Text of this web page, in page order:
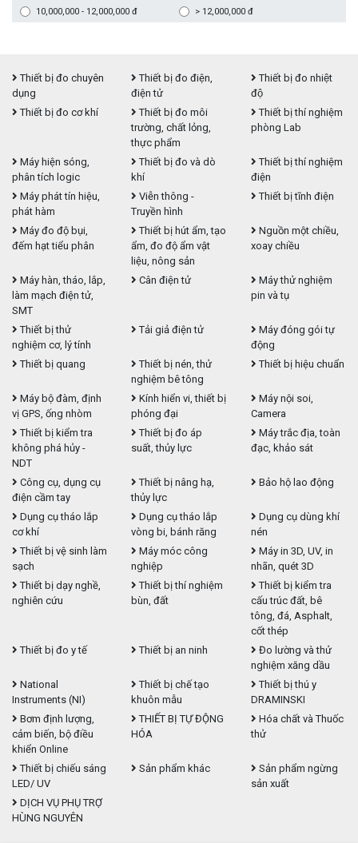
10,000,000 - 12,000,000 đ
> 12,000,000 đ
Thiết bị đo chuyên
dụng
Thiết bị đo điện,
điện tử
Thiết bị đo nhiệt
độ
Thiết bị đo cơ khí
Thiết bị đo môi
trường, chất lỏng,
thực phẩm
Thiết bị thí nghiệm
phòng Lab
Máy hiện sóng,
phân tích logic
Thiết bị đo và dò
khí
Thiết bị thí nghiệm
điện
Máy phát tín hiệu,
phát hàm
Viễn thông -
Truyền hình
Thiết bị tĩnh điện
Máy đo độ bụi,
đếm hạt tiểu phân
Thiết bị hút ẩm, tạo
ẩm, đo độ ẩm vật
liệu, nông sản
Nguồn một chiều,
xoay chiều
Máy hàn, tháo, lắp,
làm mạch điện tử,
SMT
Cân điện tử
Máy thử nghiệm
pin và tụ
Thiết bị thử
nghiệm cơ, lý tính
Tải giả điện tử
Máy đóng gói tự
động
Thiết bị quang
Thiết bị nén, thử
nghiệm bê tông
Thiết bị hiệu chuẩn
Máy bộ đàm, định
vị GPS, ống nhòm
Kính hiển vi, thiết bị
phóng đại
Máy nội soi,
Camera
Thiết bị kiểm tra
không phá hủy -
NDT
Thiết bị đo áp
suất, thủy lực
Máy trắc địa, toàn
đạc, khảo sát
Công cụ, dụng cụ
điện cầm tay
Thiết bị nâng hạ,
thủy lực
Bảo hộ lao động
Dụng cụ tháo lắp
cơ khí
Dụng cụ tháo lắp
vòng bi, bánh răng
Dụng cụ dùng khí
nén
Thiết bị vệ sinh làm
sạch
Máy móc công
nghiệp
Máy in 3D, UV, in
nhãn, quét 3D
Thiết bị dạy nghề,
nghiên cứu
Thiết bị thí nghiệm
bùn, đất
Thiết bị kiểm tra
cấu trúc đất, bê
tông, đá, Asphalt,
cốt thép
Thiết bị đo y tế
Thiết bị an ninh
Đo lường và thử
nghiệm xăng dầu
National
Instruments (NI)
Thiết bị chế tạo
khuôn mẫu
Thiết bị thú y
DRAMINSKI
Bơm định lượng,
cảm biến, bộ điều
khiển Online
THIẾT BỊ TỰ ĐỘNG
HÓA
Hóa chất và Thuốc
thử
Thiết bị chiếu sáng
LED/ UV
Sản phẩm khác
Sản phẩm ngừng
sản xuất
DỊCH VỤ PHỤ TRỢ
HÙNG NGUYÊN